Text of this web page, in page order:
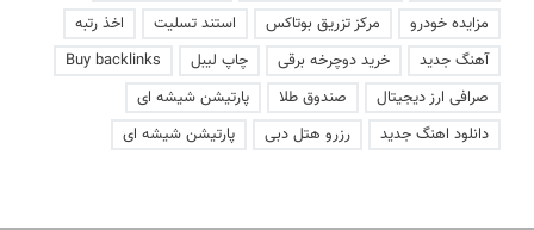
مزایده خودرو
مرکز تزریق بوتاکس استند تسلیت
اخذ رتبه
آهنگ جدید
خرید دوچرخه برقی چاپ لیبل
Buy backlinks
صرافی ارز دیجیتال
صندوق طلا
پارتیشن شیشه ای
دانلود اهنگ جدید
رزرو هتل دبی پارتیشن شیشه ای